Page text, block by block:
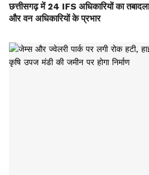
छत्तीसगढ़ में 24 IFS अधिकारियों का
और वन अधिकारियों के प्रभार